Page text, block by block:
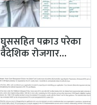
घुससहित पक्राउ परेका
वैदेशिक रोजगार
विभागका नासु मस्राङ्गी
भ्रष्टाचारी ठहर